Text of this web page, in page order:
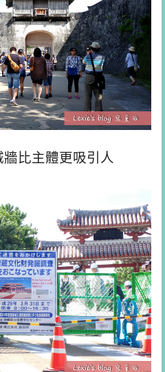
比主體更吸引人